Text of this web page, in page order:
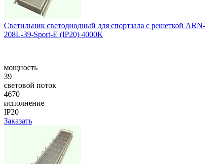
Светильник светодиодный для спортзала с решеткой ARN-
208L-39-Sport-E (IP20) 4000K
мощность
39
световой поток
4670
исполнение
IP20
Заказать